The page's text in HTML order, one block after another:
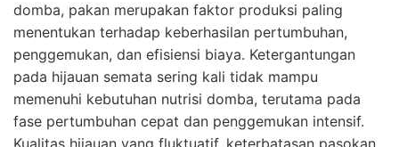
domba, pakan merupakan faktor produksi paling
menentukan terhadap keberhasilan pertumbuhan,
penggemukan, dan efisiensi biaya. Ketergantungan
pada hijauan semata sering kali tidak mampu
memenuhi kebutuhan nutrisi domba, terutama pada
fase pertumbuhan cepat dan penggemukan intensif.